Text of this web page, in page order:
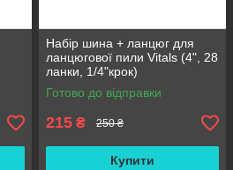
Набір шина + ланцюг для
ланцюгової пили Vitals (4", 28
ланки, 1/4"крок)
Готово до відправки
215 ₴ 250 ₴
Купити